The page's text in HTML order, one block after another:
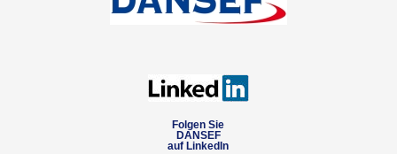
Folgen Sie
DANSEF
auf LinkedIn